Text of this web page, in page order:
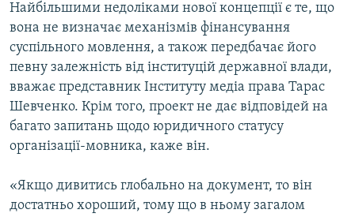
Найбільшими недоліками нової концепції є те, що
вона не визначає механізмів фінансування
суспільного мовлення, а також передбачає його
певну залежність від інституцій державної влади,
вважає представник Інституту медіа права Тарас
Шевченко. Крім того, проект не дає відповідей на
багато запитань щодо юридичного статусу
організації-мовника, каже він.
«Якщо дивитись глобально на документ, то він
достатньо хороший, тому що в ньому загалом